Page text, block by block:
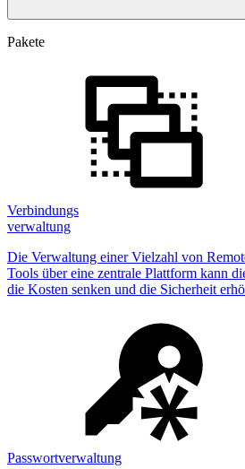
Pakete
Verbindungs
verwaltung
Die Verwaltung einer Vielzahl von
Tools über eine zentrale Plattform kann
die Kosten senken und die Sicherheit
Passwortverwaltung